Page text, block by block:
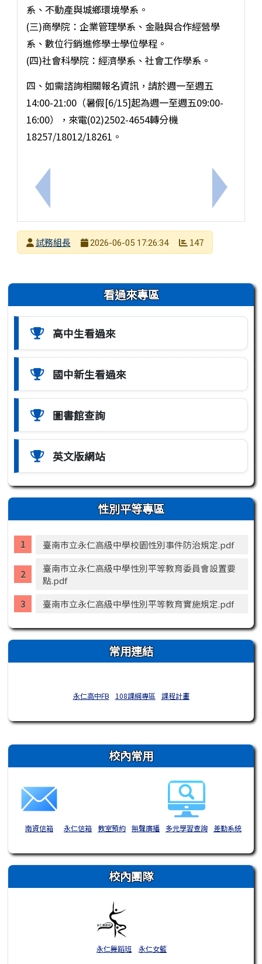
上一筆：轉知高雄餐旅大學115學年度四技進修部單
系、不動產與城鄉環境學系。
(三)商學院：企業管理學系、金融與合作經營學
系、數位行銷進修學士學位學程。
(四)社會科學院：經濟學系、社會工作學系。
四、如需諮詢相關報名資訊，請於週一至週五
14:00-21:00（暑假[6/15]起為週一至週五09:00-
16:00），來電(02)2502-4654轉分機
18257/18012/18261。
下一筆：
發布者試務組長
2026-06-05 17:26:34 147
左邊區域內容 看過來專區
高中生看過來
國中新生看過來
圖書館查詢
英文版網站
性別平等專區
臺南市立永仁高級中學校園性別事件防治規定.pdf
臺南市立永仁高級中學性別平等教育委員會設置要
點.pdf
臺南市立永仁高級中學性別平等教育實施規定.pdf
常用連結
永仁高中FB 108課綱專區 課程計畫
右邊區域內容 校內常用
南資信箱 永仁信箱 教室預約 無聲廣播 多元學習查詢 差勤系統
校內團隊
永仁舞蹈班 永仁女籃